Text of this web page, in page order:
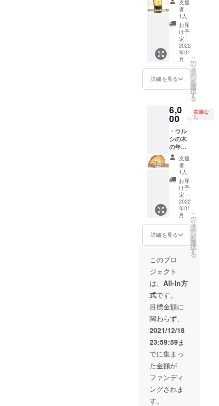
「漆の
木を植
える
箸」は
「縄文
うるし
パー
ク」の
主宰者
で漆作
家の加
藤那美
（うる
し劇
場）が
作るお
箸で、
売上の
一部が
活動資
金に
なって
いま
す。
木
地：能
登ヒ
バ
漆 サ
イズ：
22.7
㎝ 柄
は届い
てから
のお楽
しみで
す。 全
ての支
援者様
に以下
もお送
りしま
す。
・お礼
のメー
ル ・進
ルシの
木の植
栽活動
だけで
はな
く、保
育園で
のお箸
づくり
体験会
や、高
校生や
漆研究
サポー
トとし
ての漆
の提供
や書籍
の貸し
出しな
どを行
なって
いま
す。 全
ての支
援者様
に以下
もお送
りしま
す。 ・
お礼の
メール
・進捗
報告
メール
（2021
年12月
～2022
年4月
月2回程
度） ・
2022年
2月オン
ライン
ミー
ティン
グご招
待
（ご希
色の照
りが出
てくる
のを楽
しみな
がら、
育てる
ように
使って
けたら
嬉しい
ひとつ
ずつ杢
目（も
くめ）
の出方
も違う
ので、
一期一
会もお
楽しみ
くださ
い。 全
ての支
援者様
に以下
もお送
りしま
す。 ・
お礼の
メール
・進捗
報告
メール
（2021
年12月
～2022
年4月
月2回程
度） ・
2022年
2月オン
ライン
ミー
ティン
グご招
待
（ご希
望者の
量生産
はでき
ませ
ん。無
塗装な
ので、
使うこ
とで
コー
油がな
じみオ
りが出
てくる
のを楽
しみな
がら、
育てる
ように
使って
いただ
けたら
嬉しい
です。
ひとつ
ずつ杢
目（も
の出方
も違う
一期一
会もお
楽しみ
くださ
い。 全
ての支
援者様
に以下
もお送
りしま
す。 ・
お礼の
メール
・進捗
報告
メール
（2021
年12月
抑える
ため
に、最
後に蜜
蝋仕上
げ。杢
目の出
方は1つ
1つ違い
ます。
ときに
り、ひ
びが
あった
りする
のも木
の個
性。ど
れが届
くかは
お楽し
みで
す。 と
ことん
ナチュ
ラルに
た植木
鉢。水
り、陽
に当た
り、月
日を重
ねるに
つれ
て、だ
んだん
色が褪
せて最
後は土
に帰り
ます。
そんな
経年変
化も自
然の摂
理とし
も。
（鉢の
み。植
物は付
きませ
ん。）
黄色い
色を楽
しんで
いただ
木をさ
らにウ
めをし
て、水
滲みを
抑える
ため
に、最
後に蜜
蝋仕上
げ。杢
目の出
方は1つ
1つ違い
ときに
は節が
り、ひ
びが
あった
りする
の個
性。ど
れが届
くかは
お楽し
みで
す。 と
ことん
ナチュ
ラルに
作られ
た植木
鉢。水
m 作
り手
北野 留
美
（縄文
うるし
パー
ク メ
ン
バー）
（各
地の暮
らしの
道具や
ら食べ
ものや
ら芸能
やらの
研究と
図解
オバケ
ダイガ
ク
http://o
bakedai
gaku.ne
t/ ）
染（ば
ん）と
いう工
程で仕
上がり
の色が
変わり
ます。
「ウル
の色素
を抽出
して染
める
と、な
んとも
シック
（文字
入れ
可）
拓殖
大学 工
学部 デ
ザイン
科 の学
生が制
作した
作品
サイ
さ
幅:230,
高
さ:360,
厚さ:
（樹皮
部）55,
(文字盤
部)23
（mm
）、重
さ：約
1000ｇ
※木の乾
燥程度
によっ
て多少
（置き
時計）
ムー
ブメン
ト 時計
用ムー
ブメン
ト（単
３電池
１ヶ）※
配送時
に初期
不良が
あった
場合は
お修理
を承り
ます。
支援
者：
1人
お届
け予
定：
2022
年01
月
詳細を見る
こ
の
リ
タ
ー
ン
を
選
択
す
る
6,0
00 円
在庫な
し
・ウル
シの木
の年輪
時計
（文字
入れ
可）
拓殖大
学 工学
部 デザ
イン科
の学生
が制作
した作
品 サ
イズ・
重さ 幅:
230, 高
さ:190,
厚
さ:30（
mm）
、重
さ：約
350(ｇ)
※木の
乾燥具
合に
よって
変動し
ます。
ムー
ブメン
ト 時計
支援
者：
1人
お届
け予
定：
2022
年01
月
詳細を見る
こ
の
リ
タ
ー
ン
を
選
択
す
る
このプロ
ジェクト
は、 All-In方
式です。
目標金額に
関わらず、
2021/12/18
23:59:59ま
でに集まっ
た金額が
ファンディ
ングされま
す。